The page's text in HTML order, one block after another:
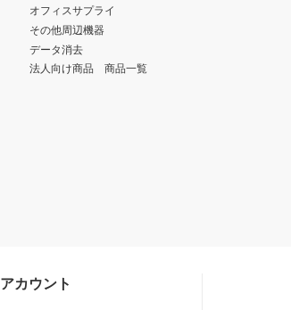
オフィスサプライ
その他周辺機器
データ消去
法人向け商品 商品一覧
カウント